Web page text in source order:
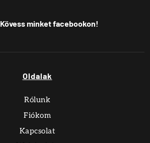
Kövess minket facebookon!
Oldalak
Rólunk
Fiókom
Kapcsolat